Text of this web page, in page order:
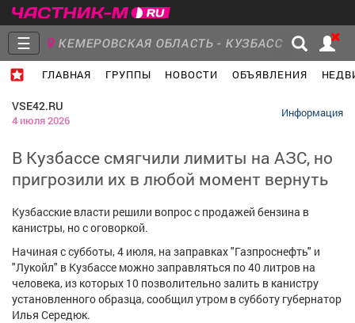
☰ КЕМЕРОВСКАЯ ОБЛАСТЬ - КУЗБАСС
ГЛАВНАЯ ГРУППЫ НОВОСТИ ОБЪЯВЛЕНИЯ
Объявления Недвижимость Услуги
Работа Транспорт Компании
VSE42.RU
4 июля 2026
Информация
В Кузбассе смягчили лимиты на АЗС, но
пригрозили их в любой момент вернуть
Кузбасские власти решили вопрос с продажей бензина в
канистры, но с оговоркой.
Начиная с субботы, 4 июля, на заправках "Газпроснефть" и
"Лукойл" в Кузбассе можно заправляться по 40 литров на
человека, из которых 10 позволительно залить в канистру
установленного образца, сообщил утром в субботу губернатор
Илья Середюк.